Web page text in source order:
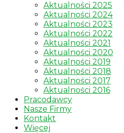
Aktualności 2025
Aktualności 2024
Aktualności 2023
Aktualności 2022
Aktualności 2021
Aktualności 2020
Aktualności 2019
Aktualności 2018
Aktualności 2017
Aktualności 2016
Pracodawcy
Nasze Firmy
Kontakt
Więcej